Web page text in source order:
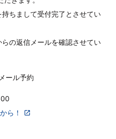
ちまして受付完了とさせてい
の返信メールを確認させてい
ール予約
ら！